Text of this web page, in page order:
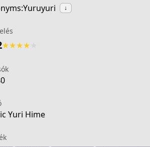
↓
★★★★
Yuri Hime